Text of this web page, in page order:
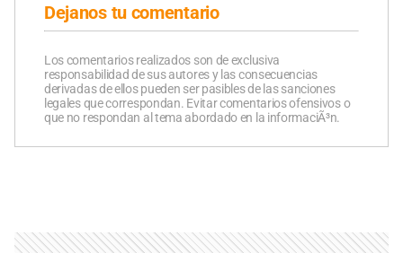
Dejanos tu comentario
Los comentarios realizados son de exclusiva
responsabilidad de sus autores y las consecuencias
derivadas de ellos pueden ser pasibles de las sanciones
legales que correspondan. Evitar comentarios ofensivos o
que no respondan al tema abordado en la informaciÃ³n.